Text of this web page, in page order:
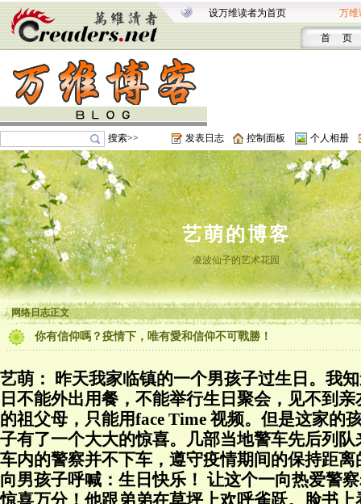
设万维读者为首页 万维
首 页
搜索>> 发表日志 控制面板 个人相册
艺萌的博客
凌波仙子的艺术花园
网络日志正文
你有信仰嗎？疫情下，唯有愛和信仰不可戰勝！
艺萌： 昨天我家临镇的一个男孩子过生日。我
日不能外出用餐，不能举行生日聚会，见不到
的祖父母，只能用face Time 视频。但是这家的
子有了一个大大的惊喜。几部当地警车先后列
车内的警察并不下车，遵守疫情期间的保持距
向男孩子呼喊：生日快乐！ 让这个一向热爱警
惊喜万分！他跟弟弟在草坪上欢呼雀跃。脸书